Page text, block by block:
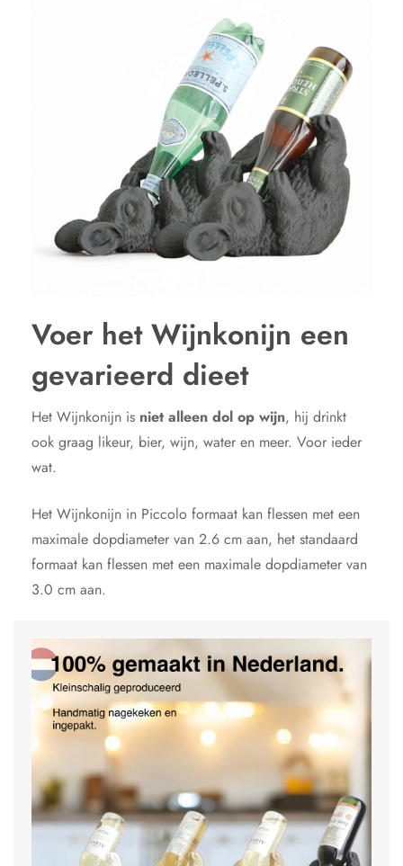
Voer het Wijnkonijn een
gevarieerd dieet
Het Wijnkonijn is niet alleen dol op wijn, hij drinkt
ook graag likeur, bier, wijn, water en meer. Voor ieder
wat.
Het Wijnkonijn in Piccolo formaat kan flessen met een
maximale dopdiameter van 2.6 cm aan, het standaard
formaat kan flessen met een maximale dopdiameter van
3.0 cm aan.